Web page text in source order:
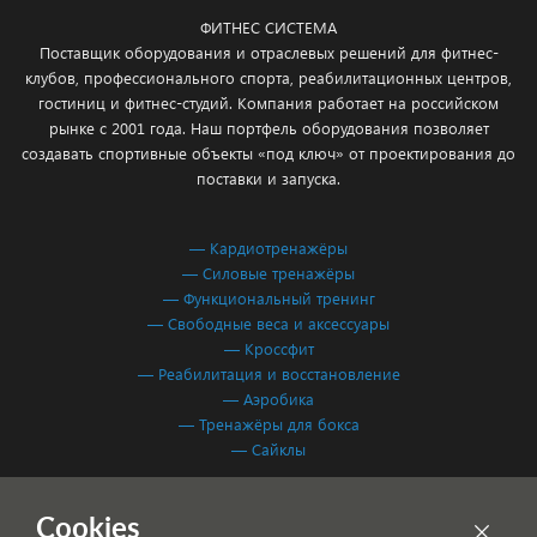
ФИТНЕС СИСТЕМА
Поставщик оборудования и отраслевых решений для фитнес-
клубов, профессионального спорта, реабилитационных центров,
гостиниц и фитнес-студий. Компания работает на российском
рынке с 2001 года. Наш портфель оборудования позволяет
создавать спортивные объекты «под ключ» от проектирования до
поставки и запуска.
— Кардиотренажёры
— Силовые тренажёры
— Функциональный тренинг
— Свободные веса и аксессуары
— Кроссфит
— Реабилитация и восстановление
— Аэробика
— Тренажёры для бокса
— Сайклы
Cookies